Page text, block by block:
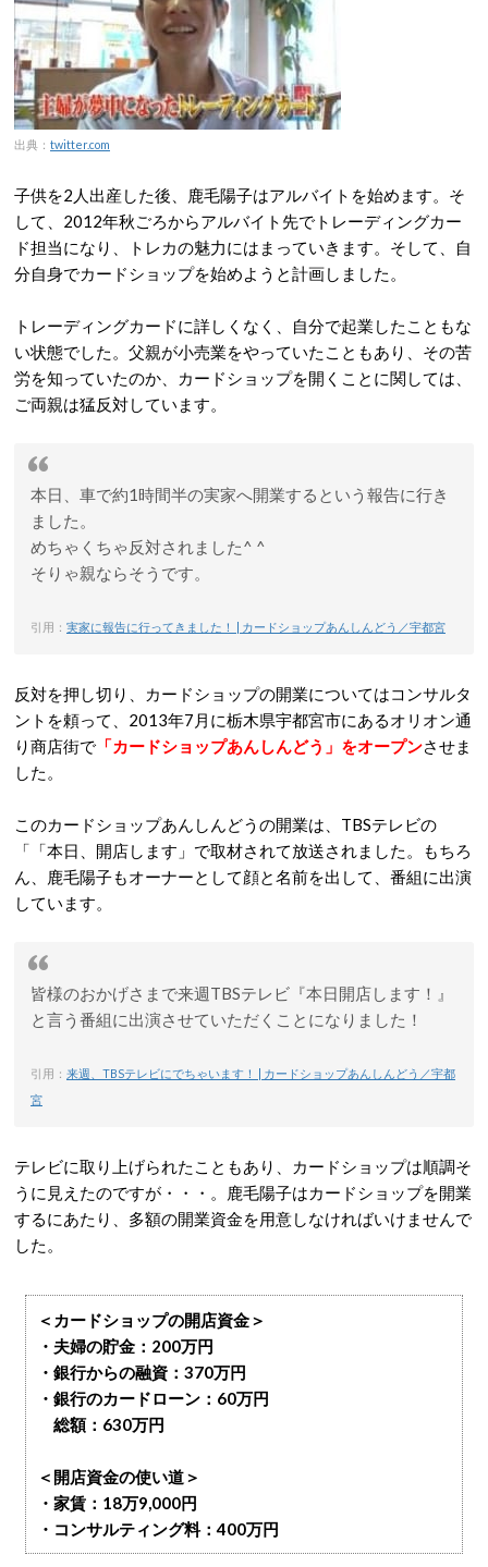
出典： twitter.com
子供を2人出産した後、鹿毛陽子はアルバイトを始めます。そ
して、2012年秋ごろからアルバイト先でトレーディングカー
ド担当になり、トレカの魅力にはまっていきます。そして、自
分自身でカードショップを始めようと計画しました。
トレーディングカードに詳しくなく、自分で起業したこともな
い状態でした。父親が小売業をやっていたこともあり、その苦
労を知っていたのか、カードショップを開くことに関しては、
ご両親は猛反対しています。
本日、車で約1時間半の実家へ開業するという報告に行き
ました。
めちゃくちゃ反対されました^ ^
そりゃ親ならそうです。
引用： 実家に報告に行ってきました！ | カードショップあんしんどう／宇都宮
反対を押し切り、カードショップの開業についてはコンサルタ
ントを頼って、2013年7月に栃木県宇都宮市にあるオリオン通
り商店街で 「カードショップあんしんどう」をオープンさせま
した。
このカードショップあんしんどうの開業は、TBSテレビの
「「本日、開店します」で取材されて放送されました。もちろ
ん、鹿毛陽子もオーナーとして顔と名前を出して、番組に出演
しています。
皆様のおかげさまで来週TBSテレビ『本日開店します！』
と言う番組に出演させていただくことになりました！
引用： 来週、TBSテレビにでちゃいます！ | カードショップあんしんどう／宇都
宮
テレビに取り上げられたこともあり、カードショップは順調そ
うに見えたのですが・・・。鹿毛陽子はカードショップを開業
するにあたり、多額の開業資金を用意しなければいけませんで
した。
＜カードショップの開店資金＞
・夫婦の貯金：200万円
・銀行からの融資：370万円
・銀行のカードローン：60万円
総額：630万円
＜開店資金の使い道＞
・家賃：18万9,000円
・コンサルティング料：400万円